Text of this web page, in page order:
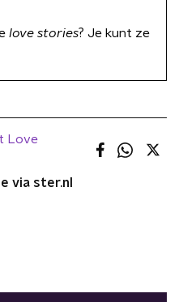
love stories? Je kunt ze
Love
via ster.nl